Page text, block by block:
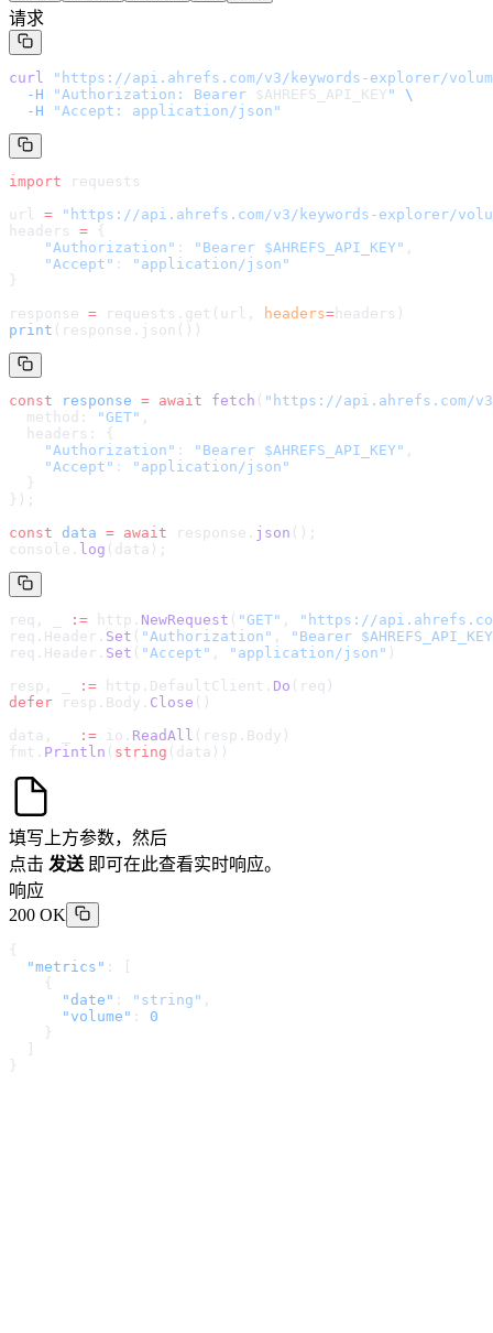
请求
curl " https://api.ahrefs.com/v3/keywords-explorer/
  -H
"Authorization: Bearer $AHREFS_API_KEY "
\
  -H
"Accept: application/json"
import requests
url = " https://api.ahrefs.com/v3/keywords-explorer/
headers = {
    "Authorization"
: "Bearer $AHREFS_API_KEY" ,
    "Accept"
:
"application/json"
}
response = requests.get(url, headers= headers )
print (response.json())
const response = await fetch ( " https://api.ahrefs.com/
  method:
"GET" ,
  headers: {
    "Authorization"
: "Bearer $AHREFS_API_KEY" ,
    "Accept"
:
"application/json"
  }
});
const data = await response. json ();
console. log (data);
req, _ := http. NewRequest ( "GET" , " https://
req.Header. Set ( "Authorization" ,
"Bearer
req.Header. Set ( "Accept" , "application/json" )
resp, _
:= http.DefaultClient. Do (req)
defer resp.Body. Close ()
data, _
:= io. ReadAll (resp.Body)
fmt. Println ( string (data))
填写上方参数，然后
点击 发送 即可在此查看实时响应。
响应
200 OK
{
  "metrics"
: [
    {
      "date"
: "string" ,
      "volume"
: 0
    }
}